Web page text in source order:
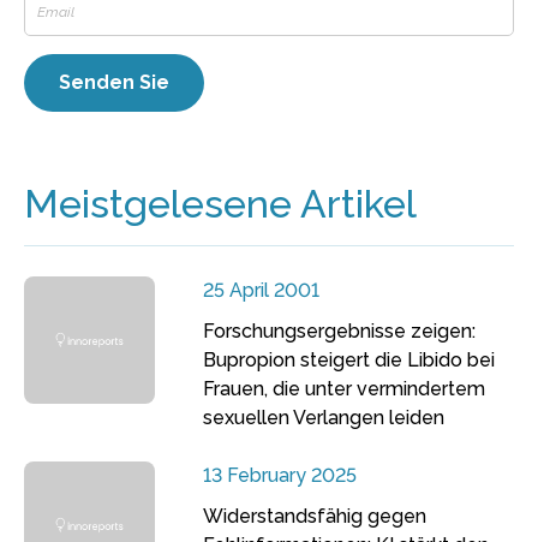
Meistgelesene Artikel
25 April 2001
Forschungsergebnisse zeigen:
Bupropion steigert die Libido bei
Frauen, die unter vermindertem
sexuellen Verlangen leiden
13 February 2025
Widerstandsfähig gegen